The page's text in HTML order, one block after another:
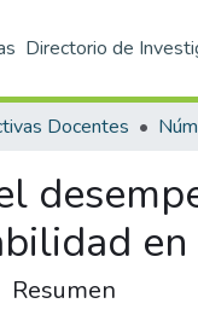
Directorio de
Docentes
Resumen